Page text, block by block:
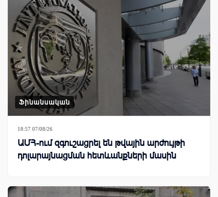
Ֆինանսական
18:57 07/08/26
ԱՄՀ-ում զգուշացրել են թվային արժույթի
դոլարայնացման հետևանքների մասին